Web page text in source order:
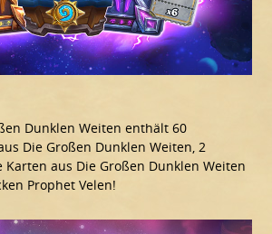
Dunklen Weiten enthält 60
Die Großen Dunklen Weiten, 2
aus Die Großen Dunklen Weiten
Prophet Velen!